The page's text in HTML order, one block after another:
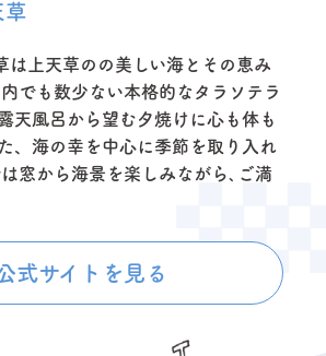
草
は上天草のの美しい海とその恵み
でも数少ない本格的なタラソテラ
天風呂から望む夕焼けに心も体も
、海の幸を中心に季節を取り入れ
窓から海景を楽しみながら､ご満
式サイトを見る